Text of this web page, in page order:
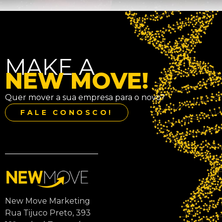
MAKE A
NEW MOVE!
Quer mover a sua empresa para o novo?
FALE CONOSCO!
New Move Marketing
Rua Tijuco Preto, 393